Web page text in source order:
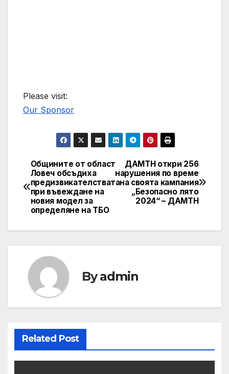
Please visit:
Our Sponsor
Post
navigation
ДАМТН откри 256
нарушения по време
на своята кампания
„Безопасно лято
2024“ – ДАМТН
Общините от област
Ловеч обсъдиха
предизвикателствата
при въвеждане на
новия модел за
определяне на ТБО
Byadmin
Related Post